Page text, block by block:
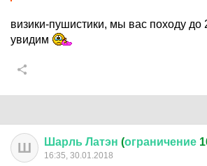
визики-пушистики, мы вас походу до
увидим
Ш Шарль Латэн (ограничение
16:35, 30.01.2018